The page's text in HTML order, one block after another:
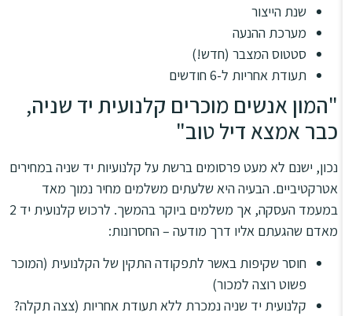
שנת הייצור
מערכת ההנעה
סטטוס המצבר (חדש!)
תעודת אחריות ל-6 חודשים
"המון אנשים מוכרים קלנועית יד שניה,
כבר אמצא דיל טוב"
נכון, ישנם לא מעט פרסומים ברשת על קלנועיות יד שניה במחירים
אטרקטיביים. הבעיה היא שלעתים משלמים מחיר נמוך מאד
במעמד העסקה, אך משלמים ביוקר בהמשך. לרכוש קלנועית יד 2
מאדם שהגעתם אליו דרך מודעה – החסרונות:
חוסר שקיפות באשר לתפקודה התקין של הקלנועית (המוכר
פשוט רוצה למכור)
קלנועית יד שניה נמכרת ללא תעודת אחריות (צצה תקלה?